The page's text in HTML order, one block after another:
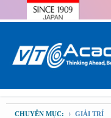
CHUYÊN MỤC: GIẢI TRÍ